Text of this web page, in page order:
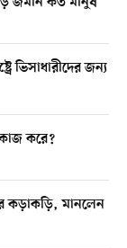
ভিসাধারীদের জন্য
করে?
কড়াকড়ি, মানলেন